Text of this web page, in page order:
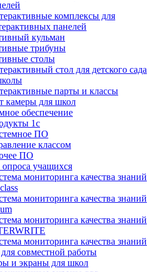
комплексы для
панелей
кульман
трибуны
столы
стол для детского сада
парты и классы
камеры для школ
обеспечение
1с
ПО
классом
ПО
учащихся
мониторинга качества знаний
мониторинга качества знаний
мониторинга качества знаний
мониторинга качества знаний
совместной работы
и экраны для школ